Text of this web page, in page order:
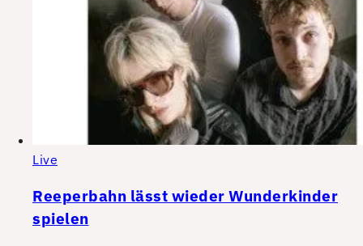
Live
Reeperbahn lässt wieder Wunderkinder
spielen